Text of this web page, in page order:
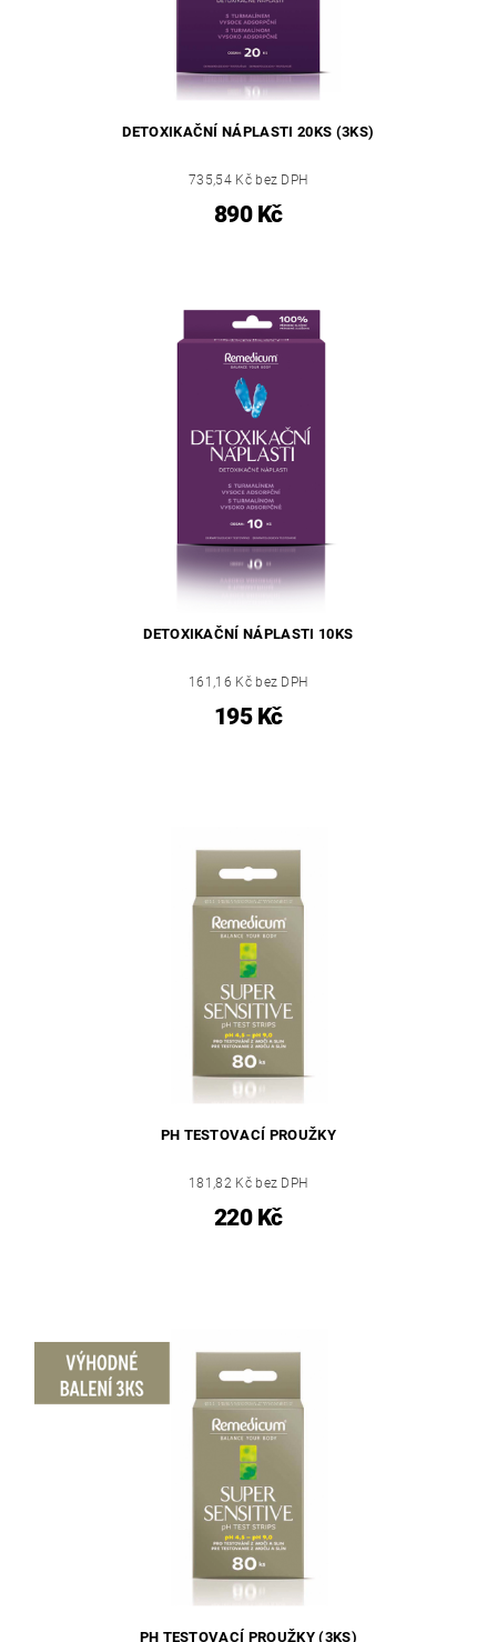
DETOXIKAČNÍ NÁPLASTI 20KS (3KS)
735,54 Kč bez DPH
890 Kč
DETOXIKAČNÍ NÁPLASTI 10KS
161,16 Kč bez DPH
195 Kč
PH TESTOVACÍ PROUŽKY
181,82 Kč bez DPH
220 Kč
PH TESTOVACÍ PROUŽKY (3KS)